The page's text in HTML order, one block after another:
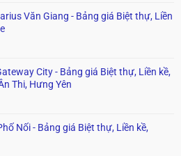
Văn Giang - Bảng giá Biệt thự, Liền
City - Bảng giá Biệt thự, Liền kề,
Thi, Hưng Yên
Nối - Bảng giá Biệt thự, Liền kề,